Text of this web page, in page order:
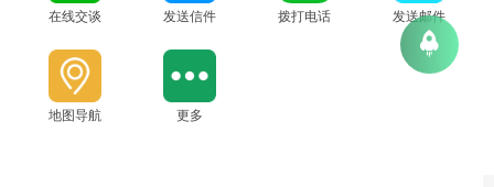
在线交谈 发送信件 拨打电话 发送邮件
地图导航 更多